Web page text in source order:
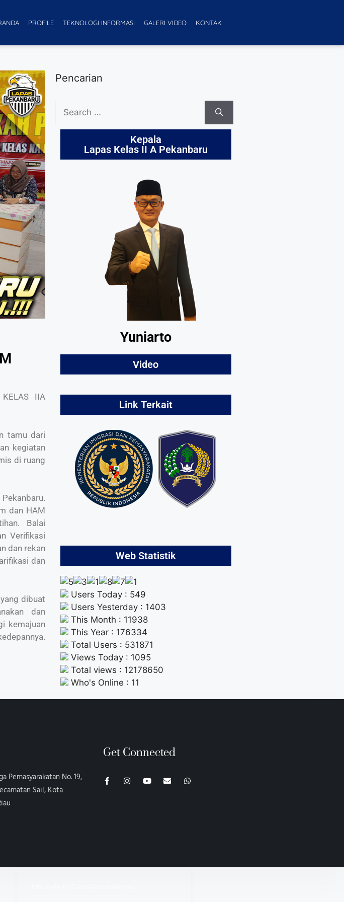
PROFILE TEKNOLOGI INFORMASI GALERI VIDEO KONTAK
KELAS IIA
tamu dari
kegiatan
di ruang
dan HAM
Balai
Verifikasi
dan rekan
dan
dibuat
dan
kemajuan
Pencarian
Kepala
Lapas Kelas II A Pekanbaru
Yuniarto
Video
Link Terkait
Web Statistik
Users Today : 549
Users Yesterday : 1403
This Month : 11938
This Year : 176334
Total Users : 531871
Views Today : 1095
Total views : 12178650
Who's Online : 11
Pemasyarakatan No. 19,
Sail, Kota
Get Connected